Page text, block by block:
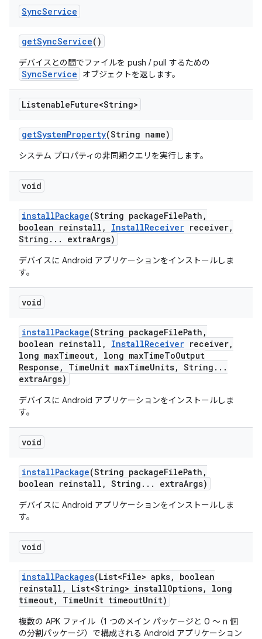
SyncService
getSyncService()
デバイスとの間でファイルを push / pull するための
SyncService オブジェクトを返します。
ListenableFuture<String>
getSystemProperty(String name)
システム プロパティの非同期クエリを実行します。
void
installPackage(String packageFilePath ,
boolean reinstall , InstallReceiver receiver,
String . . . extraArgs)
デバイスに Android アプリケーションをインストールしま
す。
void
installPackage(String packageFilePath ,
boolean reinstall , InstallReceiver receiver,
long maxTimeout, long maxTimeToOutput
Response , TimeUnit maxTimeUnits, String . . .
extraArgs)
デバイスに Android アプリケーションをインストールしま
す。
void
installPackage(String packageFilePath ,
boolean reinstall , String . . . extraArgs)
デバイスに Android アプリケーションをインストールしま
す。
void
installPackages(List<File> apks,
boolean
reinstall , List<String> installOptions,
long
timeout, TimeUnit timeoutUnit)
複数の APK ファイル（1 つのメイン パッケージと 0 ～ n 個
の分割パッケージ）で構成される Android アプリケーション